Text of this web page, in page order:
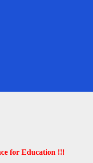
for Education !!!